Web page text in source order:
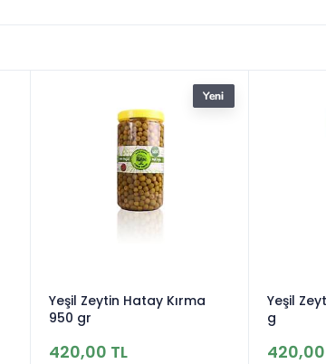
Yeşil Zeytin Hatay Kırma
950 gr
420,00 TL
Yeşil
g
420,00